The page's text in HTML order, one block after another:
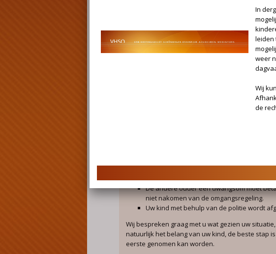
nakomt doet u er goed aan om contact op te
advocaat. Uw advocaat kan dan met u
beste manier is om de omgangsregeling hersteld
kan in overleg met de andere ouder of door
de rechter.
Aan de rechter kunt u bijvoorbeeld vragen om te
Forensische mediation of een
beëindigd.
De hoofdverblijfplaats van uw kind wordt
De andere ouder een dwangsom moet
niet nakomen van de omgangsregeling.
Uw kind met behulp van de politie wordt
Wij bespreken graag met u wat gezien uw
natuurlijk het belang van uw kind, de beste stap
eerste genomen kan worden.